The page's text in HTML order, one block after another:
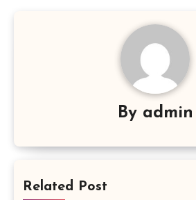
By admin
Related Post